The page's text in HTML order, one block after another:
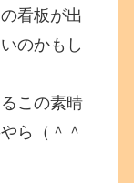
看板が出
のかもし
この素晴
ら（＾＾